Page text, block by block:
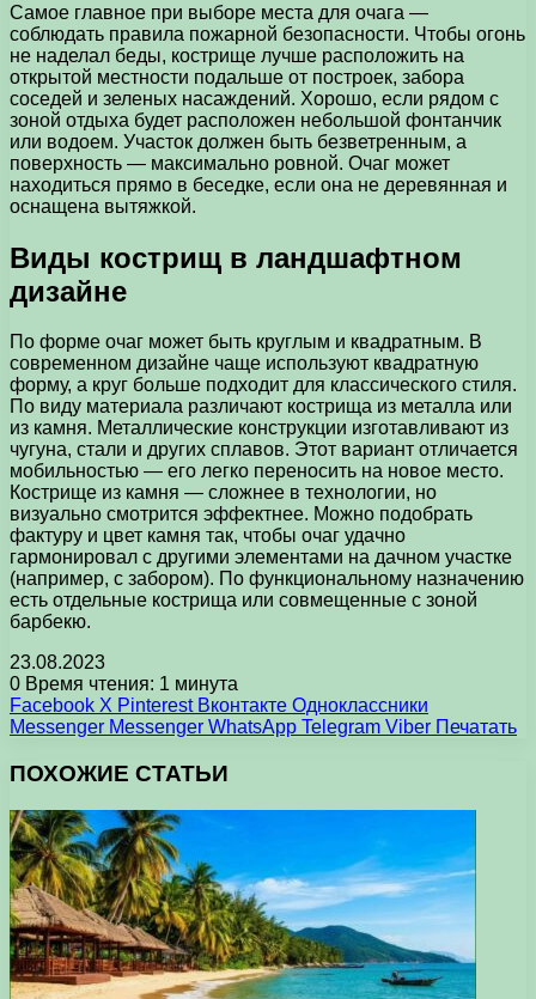
Самое главное при выборе места для очага —
соблюдать правила пожарной безопасности. Чтобы огонь
не наделал беды, кострище лучше расположить на
открытой местности подальше от построек, забора
соседей и зеленых насаждений. Хорошо, если рядом с
зоной отдыха будет расположен небольшой фонтанчик
или водоем. Участок должен быть безветренным, а
поверхность — максимально ровной. Очаг может
находиться прямо в беседке, если она не деревянная и
оснащена вытяжкой.
Виды кострищ в ландшафтном
дизайне
По форме очаг может быть круглым и квадратным. В
современном дизайне чаще используют квадратную
форму, а круг больше подходит для классического стиля.
По виду материала различают кострища из металла или
из камня. Металлические конструкции изготавливают из
чугуна, стали и других сплавов. Этот вариант отличается
мобильностью — его легко переносить на новое место.
Кострище из камня — сложнее в технологии, но
визуально смотрится эффектнее. Можно подобрать
фактуру и цвет камня так, чтобы очаг удачно
гармонировал с другими элементами на дачном участке
(например, с забором). По функциональному назначению
есть отдельные кострища или совмещенные с зоной
барбекю.
23.08.2023
0 Время чтения: 1 минута
Facebook X Pinterest Вконтакте Одноклассники
Messenger Messenger WhatsApp Telegram Viber Печатать
ПОХОЖИЕ СТАТЬИ